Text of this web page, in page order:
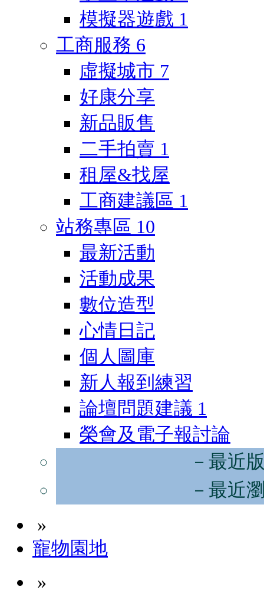
模擬器遊戲 1
工商服務 6
虛擬城市 7
好康分享
新品販售
二手拍賣 1
租屋&找屋
工商建議區 1
站務專區 10
最新活動
活動成果
數位造型
心情日記
個人圖庫
新人報到練習
論壇問題建議 1
榮會及電子報討論
－最近
－最近
»
寵物園地
»